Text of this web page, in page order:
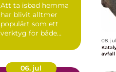
Att ta isbad hemma
har blivit alltmer
populärt som ett
verktyg för både
06. jul
08. jul
avfall